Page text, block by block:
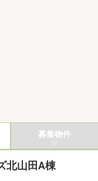
募集物件
北山田A棟